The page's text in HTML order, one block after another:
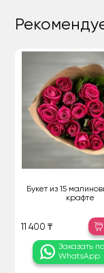
Букет из 15
крафте
11 400 ₸
Заказать по
WhatsApp